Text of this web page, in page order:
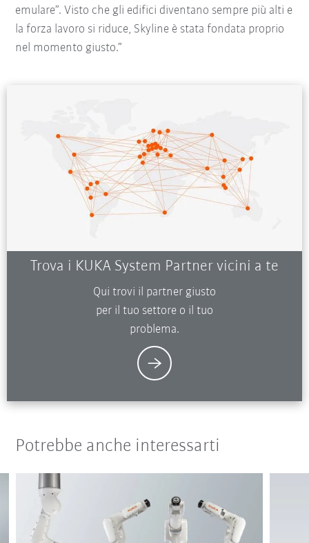
emulare”. Visto che gli edifici diventano sempre più alti e
la forza lavoro si riduce, Skyline è stata fondata proprio
nel momento giusto.”
Trova i KUKA System Partner vicini a te
Qui trovi il partner giusto
per il tuo settore o il tuo
problema.
Potrebbe anche interessarti